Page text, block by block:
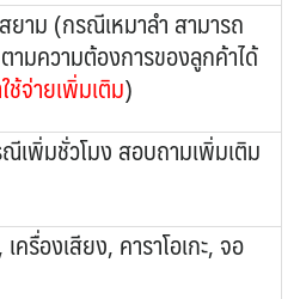
ยาม (กรณีเหมาลำ สามารถ
ามความต้องการของลูกค้าได้
ช้จ่ายเพิ่มเติม)
เพิ่มชั่วโมง สอบถามเพิ่มเติม
ครื่องเสียง, คาราโอเกะ, จอ